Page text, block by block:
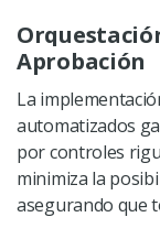
Aprobación
La
automatizados
por controles
minimiza la
asegurando que